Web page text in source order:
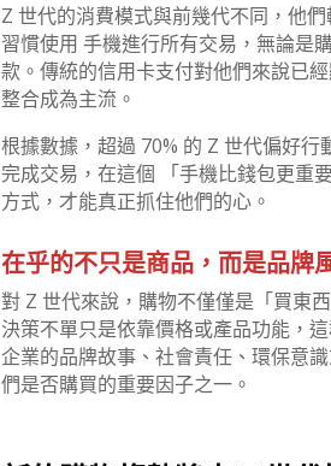
Z 世代的消費模式與前幾代不同，他
習慣使用 手機進行所有交易，無論是
款。傳統的信用卡支付對他們來說已
整合成為主流。
根據數據，超過 70% 的 Z 世代偏好
完成交易，在這個 「手機比錢包更重
方式，才能真正抓住他們的心。
在乎的不只是商品，而是品牌
對 Z 世代來說，購物不僅僅是「買東
決策不單只是依靠價格或產品功能，
企業的品牌故事、社會責任、環保意
們是否購買的重要因子之一。